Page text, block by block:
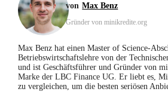
Max Benz
Gründer von minikredite.org
Max Benz hat einen Master of Science-
Betriebswirtschaftslehre von der
und ist Geschäftsführer und Gründer von
Marke der LBC Finance UG. Er liebt es,
zu vergleichen, um die besten seriösen